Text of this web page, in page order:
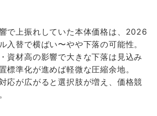
で上振れしていた本体価格は、2026
入替で横ばい〜やや下落の可能性。
資材高の影響で大きな下落は見込み
標準化が進めば軽微な圧縮余地。
応が広がると選択肢が増え、価格競